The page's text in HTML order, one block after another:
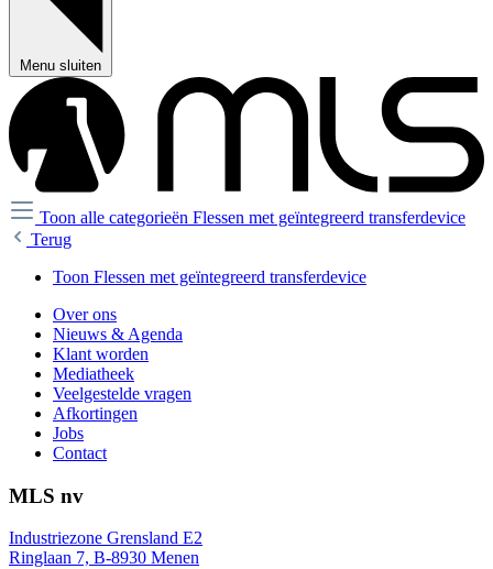
Menu sluiten
Toon alle categorieën Flessen met geïntegreerd transferdevice
Terug
Toon Flessen met geïntegreerd transferdevice
Over ons
Nieuws & Agenda
Klant worden
Mediatheek
Veelgestelde vragen
Afkortingen
Jobs
Contact
MLS nv
Industriezone Grensland E2
Ringlaan 7, B-8930 Menen